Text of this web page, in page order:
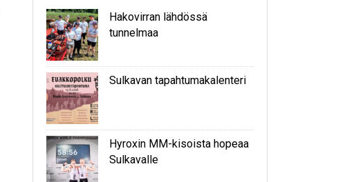
Hakovirran lähdössä
tunnelmaa
Sulkavan tapahtumakalenteri
Hyroxin MM-kisoista hopeaa
Sulkavalle